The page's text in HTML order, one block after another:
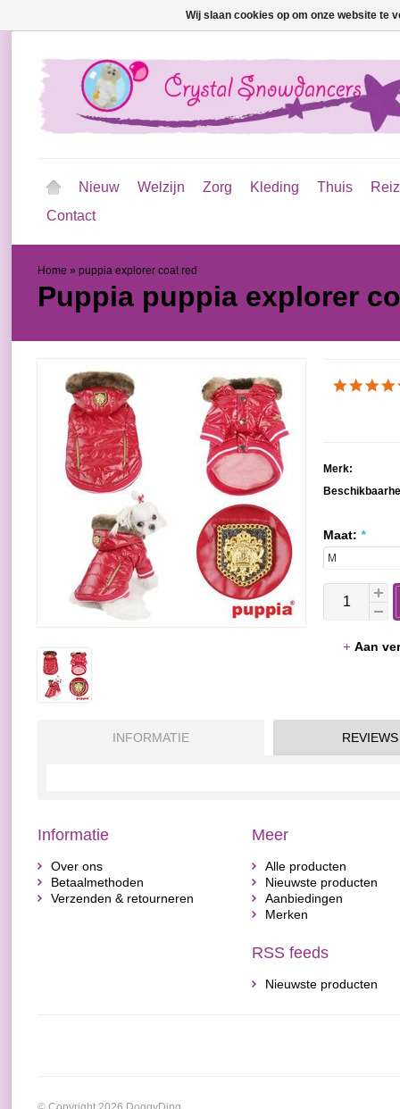
Nieuw Welzijn Zorg Kleding Thuis
Contact
Home » puppia explorer coat red
Puppia puppia explorer
Merk:
Maat: *
Aan
INFORMATIE REVIEWS
Informatie
Over ons
Betaalmethoden
Verzenden & retourneren
Meer
Alle producten
Nieuwste producten
Aanbiedingen
Merken
RSS feeds
Nieuwste producten
Wij slaan cookies op om onze website te